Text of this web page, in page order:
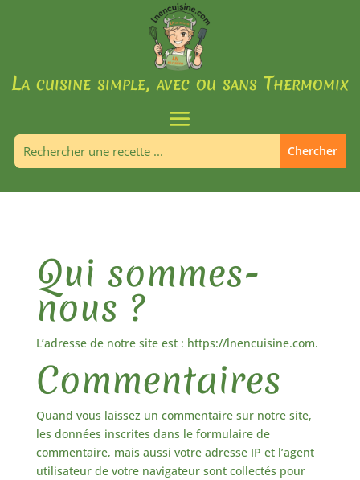
La cuisine simple, avec ou sans Thermomix
Qui sommes-
nous ?
L’adresse de notre site est : https://lnencuisine.com.
Commentaires
Quand vous laissez un commentaire sur notre site,
les données inscrites dans le formulaire de
commentaire, mais aussi votre adresse IP et l’agent
utilisateur de votre navigateur sont collectés pour